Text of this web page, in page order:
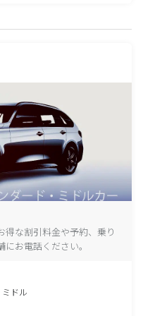
な割引料金や予約、乗り
お電話ください。
ドル